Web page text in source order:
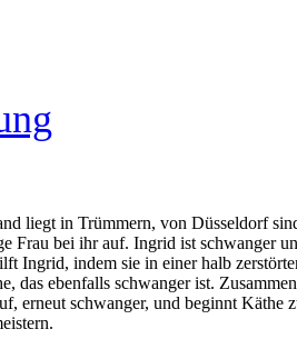
liegt in Trümmern, von Düsseldorf
Frau bei ihr auf. Ingrid ist schwanger
Ingrid, indem sie in einer halb
das ebenfalls schwanger ist.
erneut schwanger, und beginnt Käthe